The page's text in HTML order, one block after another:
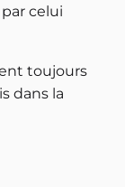
celui
toujours
dans la